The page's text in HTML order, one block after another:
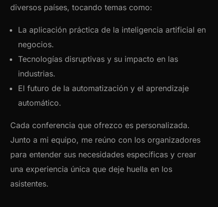
diversos países, tocando temas como:
La aplicación práctica de la inteligencia artificial en
negocios.
Tecnologías disruptivas y su impacto en las
industrias.
El futuro de la automatización y el aprendizaje
automático.
Cada conferencia que ofrezco es personalizada.
Junto a mi equipo, me reúno con los organizadores
para entender sus necesidades específicas y crear
una experiencia única que deje huella en los
asistentes.